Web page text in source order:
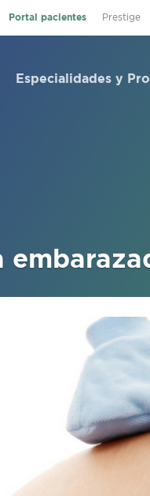
Portal pacientes Prestige
Especialidades y